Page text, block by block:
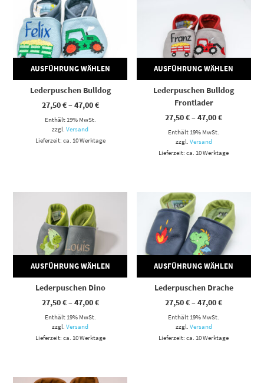
AUSFÜHRUNG WÄHLEN
Lederpuschen Bulldog
27,50€–47,00€Preisspanne:
Enthält 19% MwSt.
zzgl.Versand
Lieferzeit: ca. 10 Werktage
AUSFÜHRUNG WÄHLEN
Lederpuschen Bulldog
Frontlader
27,50€–47,00€
Enthält 19% MwSt.
zzgl. Versand
Lieferzeit: ca. 10 Werktage
AUSFÜHRUNG WÄHLEN
Dieses Produkt weist mehrere Varianten auf. Die Optionen können auf der Produktseite gewählt werden
Lederpuschen Dino
27,50€–47,00€Preisspanne:
Enthält 19% MwSt.
zzgl.Versand
Lieferzeit: ca. 10 Werktage
AUSFÜHRUNG WÄHLEN
Lederpuschen Drache
27,50€–47,00€
Enthält 19% MwSt.
zzgl. Versand
Lieferzeit: ca. 10 Werktage
Dieses Produkt weist mehrere Varianten auf. Die Optionen können auf der Produktseite gewählt werden